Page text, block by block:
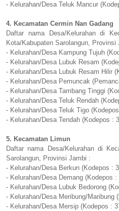
- Kelurahan/Desa Teluk Mancur
4. Kecamatan Cermin Nan Gadang
Daftar nama Desa/Kelurahan di
Kota/Kabupaten Sarolangun, Provinsi
- Kelurahan/Desa Kampung Tujuh
- Kelurahan/Desa Lubuk Resam
- Kelurahan/Desa Lubuk Resam Hilir
- Kelurahan/Desa Pemuncak
- Kelurahan/Desa Tambang Tinggi
- Kelurahan/Desa Teluk Rendah
- Kelurahan/Desa Teluk Tigo
- Kelurahan/Desa Tendah (Kodepos :
5. Kecamatan Limun
Daftar nama Desa/Kelurahan di
Sarolangun, Provinsi Jambi :
- Kelurahan/Desa Berkun (Kodepos :
- Kelurahan/Desa Demang (Kodepos :
- Kelurahan/Desa Lubuk Bedorong
- Kelurahan/Desa Meribung/Maribung
- Kelurahan/Desa Mersip (Kodepos :